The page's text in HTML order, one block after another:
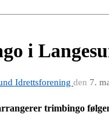
i
Idrettsforening den 7.
trimbingo